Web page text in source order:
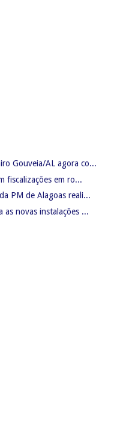
Gouveia/AL agora co...
fiscalizações em ro...
PM de Alagoas reali...
as novas instalações ...